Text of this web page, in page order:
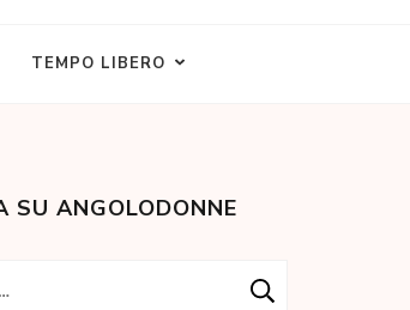
TEMPO LIBERO
SU ANGOLODONNE